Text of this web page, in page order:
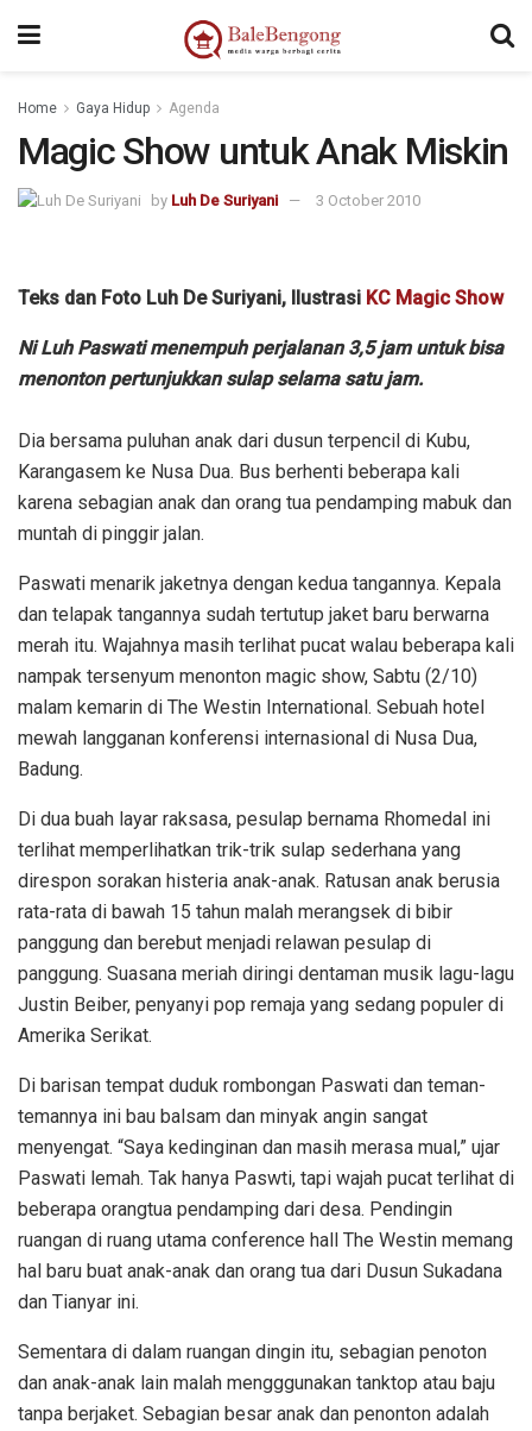
Home Gaya Hidup Agenda
Magic Show untuk Anak Miskin
by Luh De Suriyani 3 October 2010
Teks dan Foto Luh De Suriyani, Ilustrasi KC Magic Show
Ni Luh Paswati menempuh perjalanan 3,5 jam untuk bisa
menonton pertunjukkan sulap selama satu jam.
Dia bersama puluhan anak dari dusun terpencil di Kubu,
Karangasem ke Nusa Dua. Bus berhenti beberapa kali
karena sebagian anak dan orang tua pendamping mabuk dan
muntah di pinggir jalan.
Paswati menarik jaketnya dengan kedua tangannya. Kepala
dan telapak tangannya sudah tertutup jaket baru berwarna
merah itu. Wajahnya masih terlihat pucat walau beberapa kali
nampak tersenyum menonton magic show, Sabtu (2/10)
malam kemarin di The Westin International. Sebuah hotel
mewah langganan konferensi internasional di Nusa Dua,
Badung.
Di dua buah layar raksasa, pesulap bernama Rhomedal ini
terlihat memperlihatkan trik-trik sulap sederhana yang
direspon sorakan histeria anak-anak. Ratusan anak berusia
rata-rata di bawah 15 tahun malah merangsek di bibir
panggung dan berebut menjadi relawan pesulap di
panggung. Suasana meriah diringi dentaman musik lagu-lagu
Justin Beiber, penyanyi pop remaja yang sedang populer di
Amerika Serikat.
Di barisan tempat duduk rombongan Paswati dan teman-
temannya ini bau balsam dan minyak angin sangat
menyengat. “Saya kedinginan dan masih merasa mual,” ujar
Paswati lemah. Tak hanya Paswti, tapi wajah pucat terlihat di
beberapa orangtua pendamping dari desa. Pendingin
ruangan di ruang utama conference hall The Westin memang
hal baru buat anak-anak dan orang tua dari Dusun Sukadana
dan Tianyar ini.
Sementara di dalam ruangan dingin itu, sebagian penoton
dan anak-anak lain malah mengggunakan tanktop atau baju
tanpa berjaket. Sebagian besar anak dan penonton adalah